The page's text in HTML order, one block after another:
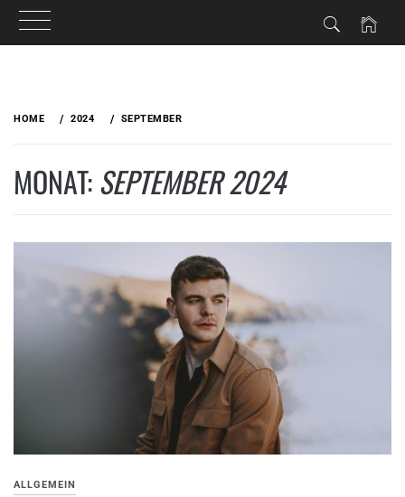
HOME 2024 SEPTEMBER
MONAT:SEPTEMBER 2024
ALLGEMEIN